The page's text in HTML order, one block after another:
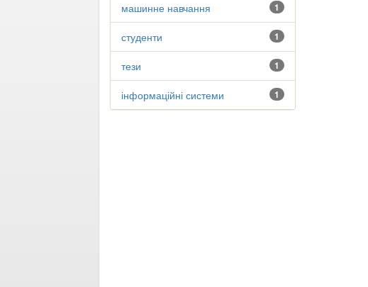
1
машинне навчання
1
студенти
1
тези
1
інформаційні системи